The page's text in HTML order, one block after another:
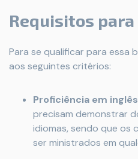
Requisitos
Para se qualificar para essa
aos seguintes critérios:
Proficiência em
precisam demonstrar
idiomas, sendo que os
ser ministrados em